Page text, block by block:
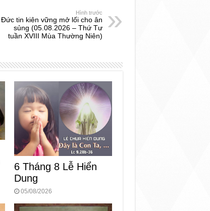
Hình trước
Đức tin kiên vững mở lối cho ân
sủng (05.08.2026 – Thứ Tư
tuần XVIII Mùa Thường Niên)
6 Tháng 8 Lễ Hiển
Dung
05/08/2026